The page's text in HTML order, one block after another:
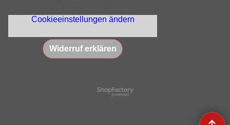
Cookieeinstellungen ändern
Widerruf erklären
WebShop erstellt mit
ShopFactory Shop